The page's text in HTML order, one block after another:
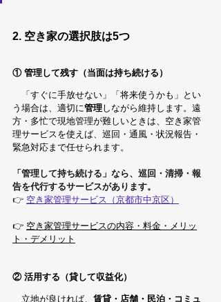
2. 空き家の選択肢は5つ
① 管理して残す（当面は持ち続ける）
「すぐに手放せない」「将来使うかも」とい
う場合は、適切に管理しながら維持します。遠
方・多忙で現地管理が難しいときは、空き家管
理サービスを使えば、巡回・通風・状況報告・
緊急対応まで任せられます。
「管理して持ち続ける」なら、巡回・清掃・報
告を代行するサービスがあります。
👉 空き家管理サービス（京都市中京区）
👉 空き家管理サービスの内容・料金・メリッ
ト・デメリット
② 活用する（貸して収益化）
立地が良ければ、 賃貸・店舗・民泊・コミュ